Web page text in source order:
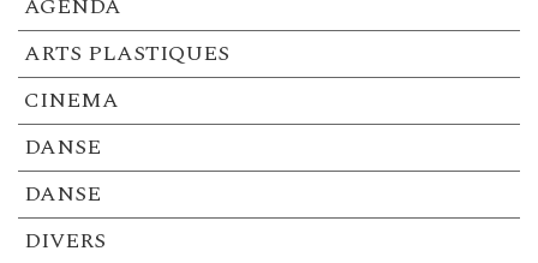
ARTS PLASTIQUES
CINEMA
DANSE
DANSE
DIVERS